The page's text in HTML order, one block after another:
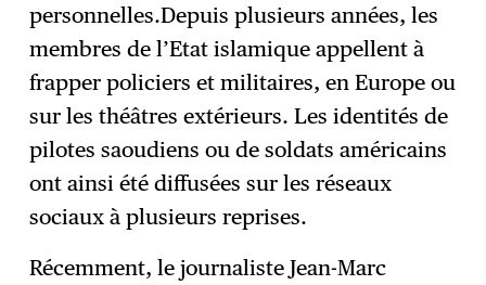
personnelles.Depuis plusieurs années, les
membres de l’Etat islamique appellent à
frapper policiers et militaires, en Europe ou
sur les théâtres extérieurs. Les identités de
pilotes saoudiens ou de soldats américains
ont ainsi été diffusées sur les réseaux
sociaux à plusieurs reprises.
Récemment, le journaliste Jean-Marc